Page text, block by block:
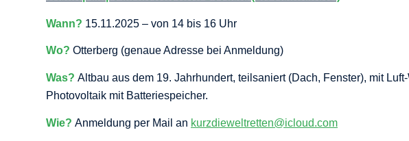
Wann? 15.11.2025 – von 14 bis 16 Uhr
Wo? Otterberg (genaue Adresse bei Anmeldung)
Was? Altbau aus dem 19. Jahrhundert, teilsaniert (Dach, Fenster), mit
Photovoltaik mit Batteriespeicher.
Wie? Anmeldung per Mail an kurzdieweltretten@icloud.com